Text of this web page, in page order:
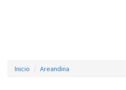
Inicio Areandina